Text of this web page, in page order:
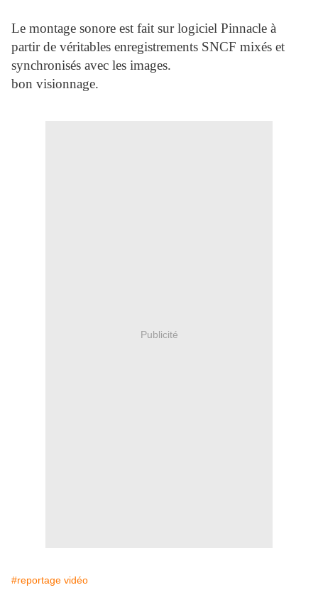
Le montage sonore est fait sur logiciel Pinnacle à
partir de véritables enregistrements SNCF mixés et
synchronisés avec les images.
bon visionnage.
Publicité
#reportage vidéo